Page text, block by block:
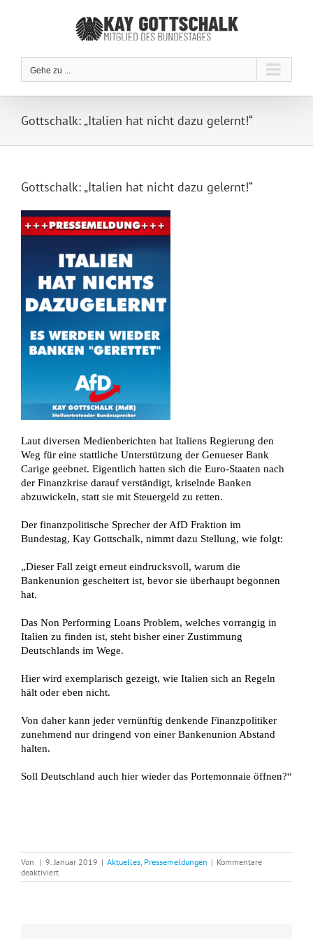
Gehe zu ...
Gottschalk: „Italien hat nicht dazu gelernt!“
Gottschalk: „Italien hat nicht dazu gelernt!“
Laut diversen Medienberichten hat Italiens Regierung den
Weg für eine stattliche Unterstützung der Genueser Bank
Carige geebnet. Eigentlich hatten sich die Euro-Staaten nach
der Finanzkrise darauf verständigt, kriselnde Banken
abzuwickeln, statt sie mit Steuergeld zu retten.
Der finanzpolitische Sprecher der AfD Fraktion im
Bundestag, Kay Gottschalk, nimmt dazu Stellung, wie folgt:
„Dieser Fall zeigt erneut eindrucksvoll, warum die
Bankenunion gescheitert ist, bevor sie überhaupt begonnen
hat.
Das Non Performing Loans Problem, welches vorrangig in
Italien zu finden ist, steht bisher einer Zustimmung
Deutschlands im Wege.
Hier wird exemplarisch gezeigt, wie Italien sich an Regeln
hält oder eben nicht.
Von daher kann jeder vernünftig denkende Finanzpolitiker
zunehmend nur dringend von einer Bankenunion Abstand
halten.
Soll Deutschland auch hier wieder das Portemonnaie öffnen?“
Von | 9. Januar 2019 | Aktuelles Pressemeldungen | Kommentare
deaktiviertfür
Gottschalk: